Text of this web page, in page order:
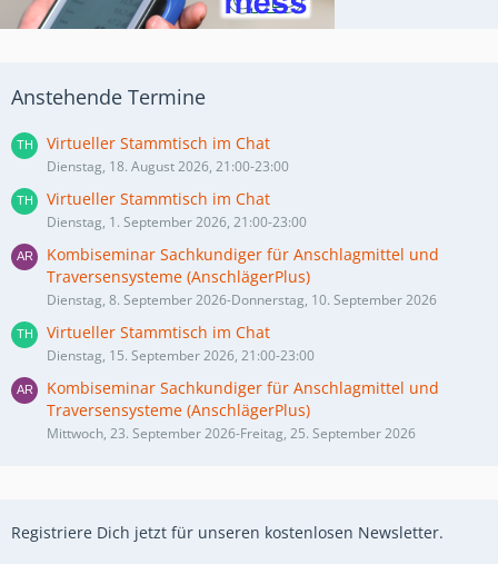
Anstehende Termine
Virtueller Stammtisch im Chat
Dienstag, 18. August 2026, 21:00-23:00
Virtueller Stammtisch im Chat
Dienstag, 1. September 2026, 21:00-23:00
Kombiseminar Sachkundiger für Anschlagmittel und
Traversensysteme (AnschlägerPlus)
Dienstag, 8. September 2026-Donnerstag, 10. September 2026
Virtueller Stammtisch im Chat
Dienstag, 15. September 2026, 21:00-23:00
Kombiseminar Sachkundiger für Anschlagmittel und
Traversensysteme (AnschlägerPlus)
Mittwoch, 23. September 2026-Freitag, 25. September 2026
Registriere Dich jetzt für unseren kostenlosen Newsletter.